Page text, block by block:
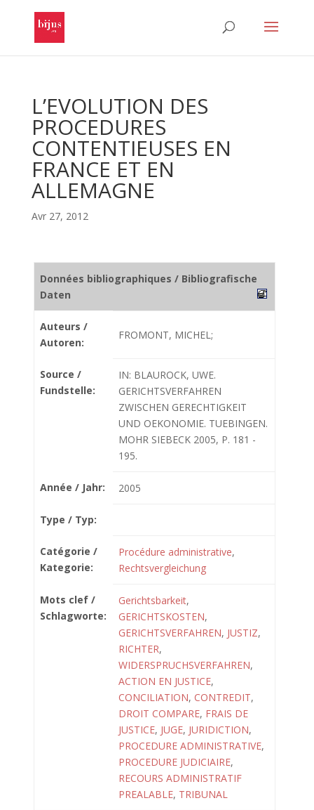
L’EVOLUTION DES
PROCEDURES
CONTENTIEUSES EN
FRANCE ET EN
ALLEMAGNE
Avr 27, 2012
Données bibliographiques / Bibliografische
Daten
Auteurs /
Autoren:
FROMONT, MICHEL;
Source /
Fundstelle:
IN: BLAUROCK, UWE.
GERICHTSVERFAHREN
ZWISCHEN GERECHTIGKEIT
UND OEKONOMIE. TUEBINGEN.
MOHR SIEBECK 2005, P. 181 -
195.
Année / Jahr: 2005
Type / Typ:
Catégorie /
Kategorie:
Procédure administrative,
Rechtsvergleichung
Mots clef /
Schlagworte:
Gerichtsbarkeit,
GERICHTSKOSTEN,
GERICHTSVERFAHREN, JUSTIZ,
RICHTER,
WIDERSPRUCHSVERFAHREN,
ACTION EN JUSTICE,
CONCILIATION, CONTREDIT,
DROIT COMPARE, FRAIS DE
JUSTICE, JUGE, JURIDICTION,
PROCEDURE ADMINISTRATIVE,
PROCEDURE JUDICIAIRE,
RECOURS ADMINISTRATIF
PREALABLE, TRIBUNAL